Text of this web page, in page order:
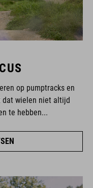
op pumptracks en
dat wielen niet altijd
te hebben...